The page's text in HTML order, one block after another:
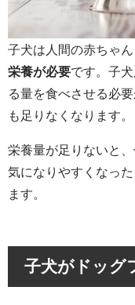
子犬は人間の赤ちゃん
栄養が必要です。子
る量を食べさせる必
も足りなくなります。
栄養量が足りないと
気になりやすくなっ
ます。
子犬がドッグ